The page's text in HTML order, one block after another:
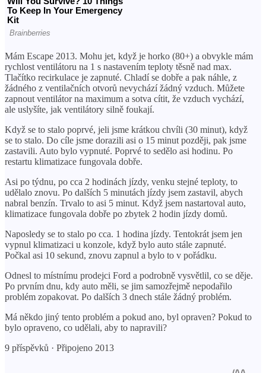
Mám Escape 2013. Mohu jet, když je horko (80+) a obvykle mám
rychlost ventilátoru na 1 s nastavením teploty těsně nad max.
Tlačítko recirkulace je zapnuté. Chladí se dobře a pak náhle, z
žádného z ventilačních otvorů nevychází žádný vzduch. Můžete
zapnout ventilátor na maximum a sotva cítit, že vzduch vychází,
ale uslyšíte, jak ventilátory silně foukají.
Když se to stalo poprvé, jeli jsme krátkou chvíli (30 minut), když
se to stalo. Do cíle jsme dorazili asi o 15 minut později, pak jsme
zastavili. Auto bylo vypnuté. Poprvé to sedělo asi hodinu. Po
restartu klimatizace fungovala dobře.
Asi po týdnu, po cca 2 hodinách jízdy, venku stejné teploty, to
udělalo znovu. Po dalších 5 minutách jízdy jsem zastavil, abych
nabral benzín. Trvalo to asi 5 minut. Když jsem nastartoval auto,
klimatizace fungovala dobře po zbytek 2 hodin jízdy domů.
Naposledy se to stalo po cca. 1 hodina jízdy. Tentokrát jsem jen
vypnul klimatizaci u konzole, když bylo auto stále zapnuté.
Počkal asi 10 sekund, znovu zapnul a bylo to v pořádku.
Odnesl to místnímu prodejci Ford a podrobně vysvětlil, co se děje.
Po prvním dnu, kdy auto měli, se jim samozřejmě nepodařilo
problém zopakovat. Po dalších 3 dnech stále žádný problém.
Má někdo jiný tento problém a pokud ano, byl opraven? Pokud to
bylo opraveno, co udělali, aby to napravili?
9 příspěvků · Připojeno 2013